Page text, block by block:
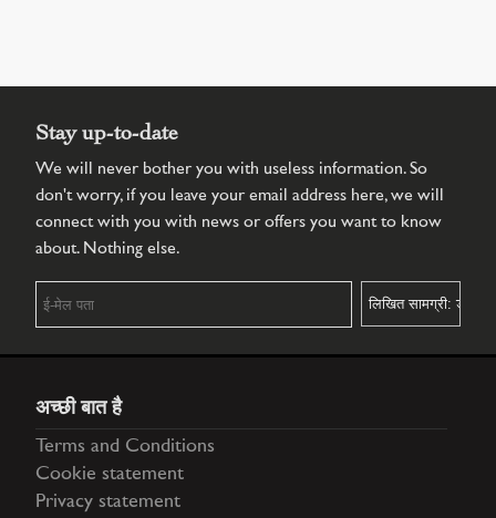
Stay up-to-date
We will never bother you with useless information. So
don't worry, if you leave your email address here, we will
connect with you with news or offers you want to know
about. Nothing else.
अच्छी बात है
Terms and Conditions
Cookie statement
Privacy statement